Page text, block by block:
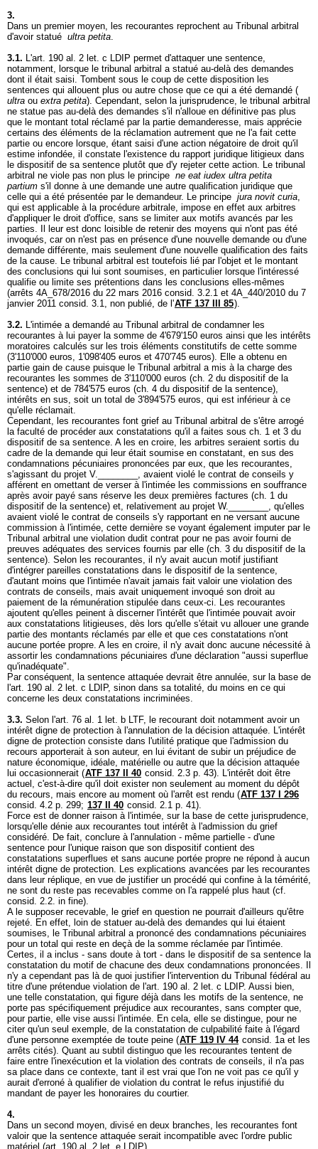
3.
Dans un premier moyen, les recourantes reprochent au Tribunal arbitral
d'avoir statué ultra petita.
3.1. L'art. 190 al. 2 let. c LDIP permet d'attaquer une sentence,
notamment, lorsque le tribunal arbitral a statué au-delà des demandes
dont il était saisi. Tombent sous le coup de cette disposition les
sentences qui allouent plus ou autre chose que ce qui a été demandé (
ultra ou extra petita). Cependant, selon la jurisprudence, le tribunal arbitral
ne statue pas au-delà des demandes s'il n'alloue en définitive pas plus
que le montant total réclamé par la partie demanderesse, mais apprécie
certains des éléments de la réclamation autrement que ne l'a fait cette
partie ou encore lorsque, étant saisi d'une action négatoire de droit qu'il
estime infondée, il constate l'existence du rapport juridique litigieux dans
le dispositif de sa sentence plutôt que d'y rejeter cette action. Le tribunal
arbitral ne viole pas non plus le principe ne eat iudex ultra petita
partium s'il donne à une demande une autre qualification juridique que
celle qui a été présentée par le demandeur. Le principe jura novit curia,
qui est applicable à la procédure arbitrale, impose en effet aux arbitres
d'appliquer le droit d'office, sans se limiter aux motifs avancés par les
parties. Il leur est donc loisible de retenir des moyens qui n'ont pas été
invoqués, car on n'est pas en présence d'une nouvelle demande ou d'une
demande différente, mais seulement d'une nouvelle qualification des faits
de la cause. Le tribunal arbitral est toutefois lié par l'objet et le montant
des conclusions qui lui sont soumises, en particulier lorsque l'intéressé
qualifie ou limite ses prétentions dans les conclusions elles-mêmes
(arrêts 4A_678/2016 du 22 mars 2016 consid. 3.2.1 et 4A_440/2010 du 7
janvier 2011 consid. 3.1, non publié, de l'ATF 137 III 85).
3.2. L'intimée a demandé au Tribunal arbitral de condamner les
recourantes à lui payer la somme de 4'679'150 euros ainsi que les intérêts
moratoires calculés sur les trois éléments constitutifs de cette somme
(3'110'000 euros, 1'098'405 euros et 470'745 euros). Elle a obtenu en
partie gain de cause puisque le Tribunal arbitral a mis à la charge des
recourantes les sommes de 3'110'000 euros (ch. 2 du dispositif de la
sentence) et de 784'575 euros (ch. 4 du dispositif de la sentence),
intérêts en sus, soit un total de 3'894'575 euros, qui est inférieur à ce
qu'elle réclamait.
Cependant, les recourantes font grief au Tribunal arbitral de s'être arrogé
la faculté de procéder aux constatations qu'il a faites sous ch. 1 et 3 du
dispositif de sa sentence. A les en croire, les arbitres seraient sortis du
cadre de la demande qui leur était soumise en constatant, en sus des
condamnations pécuniaires prononcées par eux, que les recourantes,
s'agissant du projet V.________, avaient violé le contrat de conseils y
afférent en omettant de verser à l'intimée les commissions en souffrance
après avoir payé sans réserve les deux premières factures (ch. 1 du
dispositif de la sentence) et, relativement au projet W.________, qu'elles
avaient violé le contrat de conseils s'y rapportant en ne versant aucune
commission à l'intimée, cette dernière se voyant également imputer par le
Tribunal arbitral une violation dudit contrat pour ne pas avoir fourni de
preuves adéquates des services fournis par elle (ch. 3 du dispositif de la
sentence). Selon les recourantes, il n'y avait aucun motif justifiant
d'intégrer pareilles constatations dans le dispositif de la sentence,
d'autant moins que l'intimée n'avait jamais fait valoir une violation des
contrats de conseils, mais avait uniquement invoqué son droit au
paiement de la rémunération stipulée dans ceux-ci. Les recourantes
ajoutent qu'elles peinent à discerner l'intérêt que l'intimée pouvait avoir
aux constatations litigieuses, dès lors qu'elle s'était vu allouer une grande
partie des montants réclamés par elle et que ces constatations n'ont
aucune portée propre. A les en croire, il n'y avait donc aucune nécessité à
assortir les condamnations pécuniaires d'une déclaration "aussi superflue
qu'inadéquate".
Par conséquent, la sentence attaquée devrait être annulée, sur la base de
l'art. 190 al. 2 let. c LDIP, sinon dans sa totalité, du moins en ce qui
concerne les deux constatations incriminées.
3.3. Selon l'art. 76 al. 1 let. b LTF, le recourant doit notamment avoir un
intérêt digne de protection à l'annulation de la décision attaquée. L'intérêt
digne de protection consiste dans l'utilité pratique que l'admission du
recours apporterait à son auteur, en lui évitant de subir un préjudice de
nature économique, idéale, matérielle ou autre que la décision attaquée
lui occasionnerait (ATF 137 II 40 consid. 2.3 p. 43). L'intérêt doit être
actuel, c'est-à-dire qu'il doit exister non seulement au moment du dépôt
du recours, mais encore au moment où l'arrêt est rendu (ATF 137 I 296
consid. 4.2 p. 299; 137 II 40 consid. 2.1 p. 41).
Force est de donner raison à l'intimée, sur la base de cette jurisprudence,
lorsqu'elle dénie aux recourantes tout intérêt à l'admission du grief
considéré. De fait, conclure à l'annulation - même partielle - d'une
sentence pour l'unique raison que son dispositif contient des
constatations superflues et sans aucune portée propre ne répond à aucun
intérêt digne de protection. Les explications avancées par les recourantes
dans leur réplique, en vue de justifier un procédé qui confine à la témérité,
ne sont du reste pas recevables comme on l'a rappelé plus haut (cf.
consid. 2.2. in fine).
A le supposer recevable, le grief en question ne pourrait d'ailleurs qu'être
rejeté. En effet, loin de statuer au-delà des demandes qui lui étaient
soumises, le Tribunal arbitral a prononcé des condamnations pécuniaires
pour un total qui reste en deçà de la somme réclamée par l'intimée.
Certes, il a inclus - sans doute à tort - dans le dispositif de sa sentence la
constatation du motif de chacune des deux condamnations prononcées. Il
n'y a cependant pas là de quoi justifier l'intervention du Tribunal fédéral au
titre d'une prétendue violation de l'art. 190 al. 2 let. c LDIP. Aussi bien,
une telle constatation, qui figure déjà dans les motifs de la sentence, ne
porte pas spécifiquement préjudice aux recourantes, sans compter que,
pour partie, elle vise aussi l'intimée. En cela, elle se distingue, pour ne
citer qu'un seul exemple, de la constatation de culpabilité faite à l'égard
d'une personne exemptée de toute peine (ATF 119 IV 44 consid. 1a et les
arrêts cités). Quant au subtil distinguo que les recourantes tentent de
faire entre l'inexécution et la violation des contrats de conseils, il n'a pas
sa place dans ce contexte, tant il est vrai que l'on ne voit pas ce qu'il y
aurait d'erroné à qualifier de violation du contrat le refus injustifié du
mandant de payer les honoraires du courtier.
4.
Dans un second moyen, divisé en deux branches, les recourantes font
valoir que la sentence attaquée serait incompatible avec l'ordre public
matériel (art. 190 al. 2 let . e LDIP).